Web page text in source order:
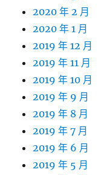
2020 年 2 月
2020 年 1 月
2019 年 12 月
2019 年 11 月
2019 年 10 月
2019 年 9 月
2019 年 8 月
2019 年 7 月
2019 年 6 月
2019 年 5 月